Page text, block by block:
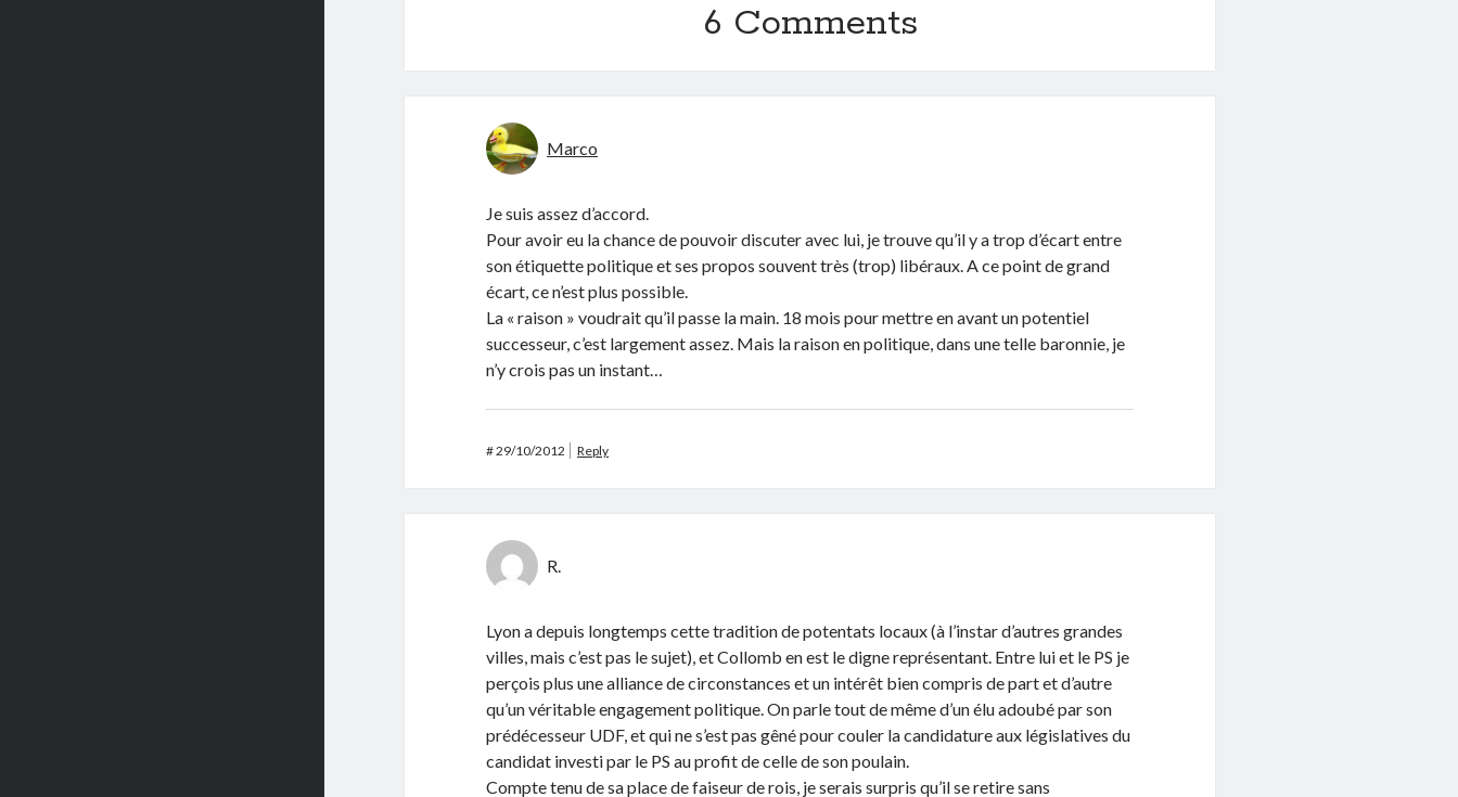
6 Comments
Marco
Je suis assez d’accord.
Pour avoir eu la chance de pouvoir discuter avec lui, je trouve qu’il y a trop d’écart entre
son étiquette politique et ses propos souvent très (trop) libéraux. A ce point de grand
écart, ce n’est plus possible.
La « raison » voudrait qu’il passe la main. 18 mois pour mettre en avant un potentiel
successeur, c’est largement assez. Mais la raison en politique, dans une telle baronnie, je
n’y crois pas un instant…
#29/10/2012 Reply
R.
Lyon a depuis longtemps cette tradition de potentats locaux (à l’instar d’autres grandes
villes, mais c’est pas le sujet), et Collomb en est le digne représentant. Entre lui et le PS je
perçois plus une alliance de circonstances et un intérêt bien compris de part et d’autre
qu’un véritable engagement politique. On parle tout de même d’un élu adoubé par son
prédécesseur UDF, et qui ne s’est pas gêné pour couler la candidature aux législatives du
candidat investi par le PS au profit de celle de son poulain.
Compte tenu de sa place de faiseur de rois, je serais surpris qu’il se retire sans